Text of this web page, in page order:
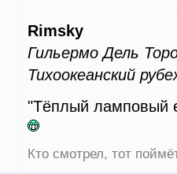
Rimsky
Гильермо Дель
Тихоокеанский
"Тёплый ламповый
Кто смотрел, тот